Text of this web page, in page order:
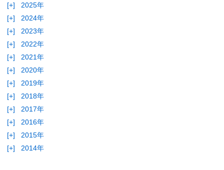
[+]
2025年
[+]
2024年
[+]
2023年
[+]
2022年
[+]
2021年
[+]
2020年
[+]
2019年
[+]
2018年
[+]
2017年
[+]
2016年
[+]
2015年
[+]
2014年